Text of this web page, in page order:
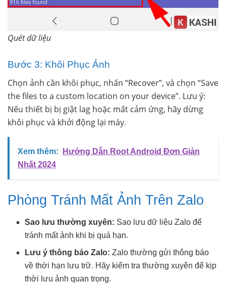
Quét dữ liệu
Bước 3: Khôi Phục Ảnh
Chọn ảnh cần khôi phục, nhấn “Recover”, và chọn “Save
the files to a custom location on your device”. Lưu ý:
Nếu thiết bị bị giật lag hoặc mất cảm ứng, hãy dừng
khôi phục và khởi động lại máy.
Xem thêm:
Hướng Dẫn Root Android Đơn Giản
Nhất 2024
Phòng Tránh Mất Ảnh Trên Zalo
Sao lưu thường xuyên: Sao lưu dữ liệu Zalo để
tránh mất ảnh khi bị quá hạn.
Lưu ý thông báo Zalo: Zalo thường gửi thông báo
về thời hạn lưu trữ. Hãy kiểm tra thường xuyên để kịp
thời lưu ảnh quan trọng.